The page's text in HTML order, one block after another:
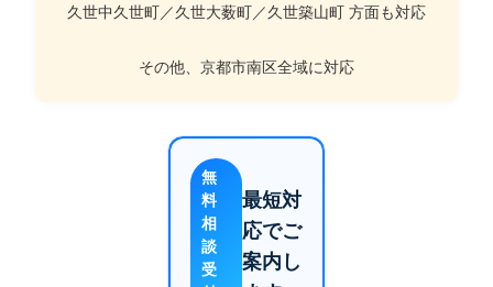
久世中久世町／久世大薮町／久世築山町 方面も対応
その他、京都市南区全域に対応
無
料
相
談
受
最短対
応でご
案内し